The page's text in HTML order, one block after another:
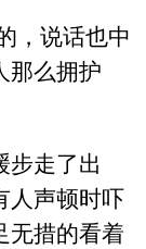
，说话也中
那么拥护
步走了出
人声顿时吓
无措的看着